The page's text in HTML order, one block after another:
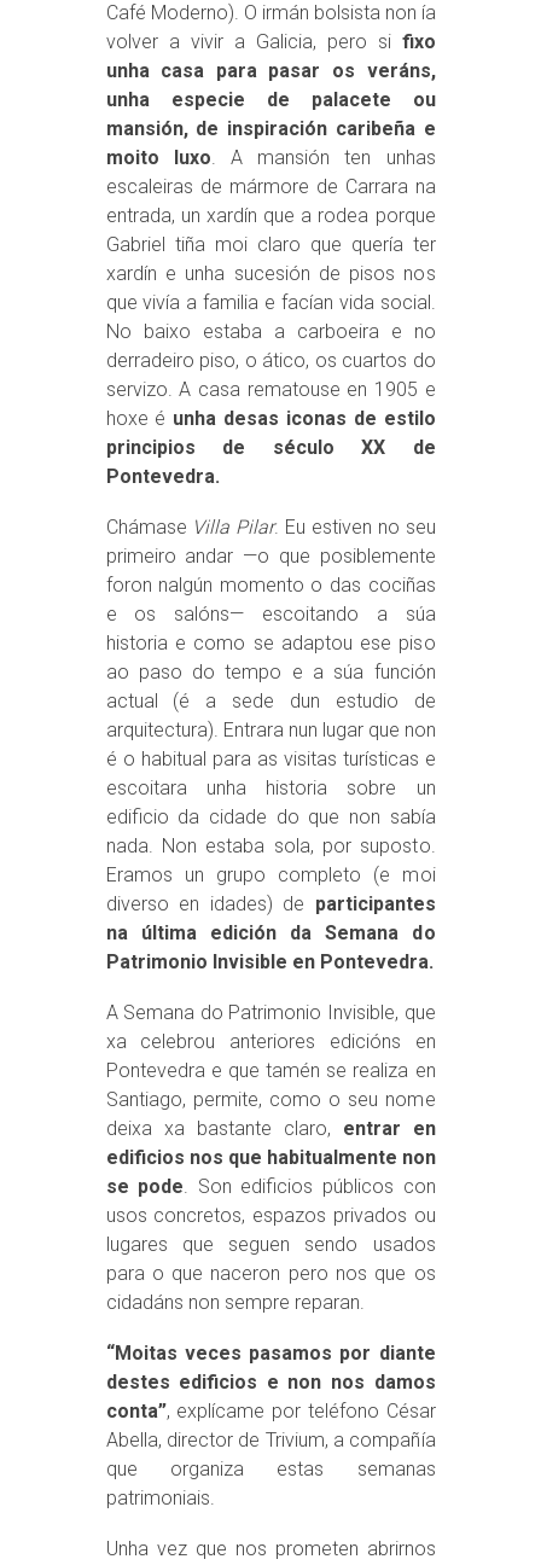
Café Moderno). O irmán bolsista non ía
volver a vivir a Galicia, pero si fixo
unha casa para pasar os veráns,
unha especie de palacete ou
mansión, de inspiración caribeña e
moito luxo. A mansión ten unhas
escaleiras de mármore de Carrara na
entrada, un xardín que a rodea porque
Gabriel tiña moi claro que quería ter
xardín e unha sucesión de pisos nos
que vivía a familia e facían vida social.
No baixo estaba a carboeira e no
derradeiro piso, o ático, os cuartos do
servizo. A casa rematouse en 1905 e
hoxe é unha desas iconas de estilo
principios de século XX de
Pontevedra.
Chámase Villa Pilar. Eu estiven no seu
primeiro andar —o que posiblemente
foron nalgún momento o das cociñas
e os salóns— escoitando a súa
historia e como se adaptou ese piso
ao paso do tempo e a súa función
actual (é a sede dun estudio de
arquitectura). Entrara nun lugar que non
é o habitual para as visitas turísticas e
escoitara unha historia sobre un
edificio da cidade do que non sabía
nada. Non estaba sola, por suposto.
Eramos un grupo completo (e moi
diverso en idades) de participantes
na última edición da Semana do
Patrimonio Invisible en Pontevedra.
A Semana do Patrimonio Invisible, que
xa celebrou anteriores edicións en
Pontevedra e que tamén se realiza en
Santiago, permite, como o seu nome
deixa xa bastante claro, entrar en
edificios nos que habitualmente non
se pode. Son edificios públicos con
usos concretos, espazos privados ou
lugares que seguen sendo usados
para o que naceron pero nos que os
cidadáns non sempre reparan.
“Moitas veces pasamos por diante
destes edificios e non nos damos
conta”, explícame por teléfono César
Abella, director de Trivium, a compañía
que organiza estas semanas
patrimoniais.
Unha vez que nos prometen abrirnos